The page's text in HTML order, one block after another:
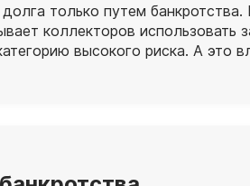
только путем
коллекторов использовать
высокого риска. А это